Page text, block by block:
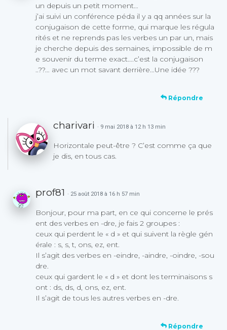
un depuis un petit moment…
j’ai suivi un conférence péda il y a qq années sur la
conjugaison de cette forme, qui marque les régula
rités et ne reprends pas les verbes un par un, mais
je cherche depuis des semaines, impossible de m
e souvenir du terme exact….c’est la conjugaison
..??… avec un mot savant derrière…Une idée ???
Répondre
charivari · 9 mai 2018 à 12 h 13 min
Horizontale peut-être ? C’est comme ça que
je dis, en tous cas.
prof81 · 25 août 2018 à 16 h 57 min
Bonjour, pour ma part, en ce qui concerne le prés
ent des verbes en -dre, je fais 2 groupes :
ceux qui perdent le « d » et qui suivent la règle gén
érale : s, s, t, ons, ez, ent.
Il s’agit des verbes en -eindre, -aindre, -oindre, -sou
dre.
ceux qui gardent le « d » et dont les terminaisons s
ont : ds, ds, d, ons, ez, ent.
Il s’agit de tous les autres verbes en -dre.
Répondre